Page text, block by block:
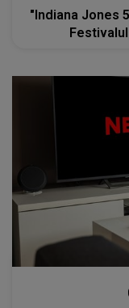
"Indiana Jones